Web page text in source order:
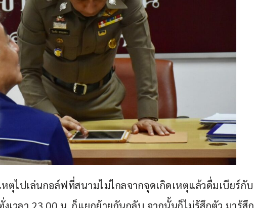
ตุไปเล่นกอล์ฟที่สนามไม่ไกลจากจุดเกิดเหตุแล้วดื่มเบียร์กับ